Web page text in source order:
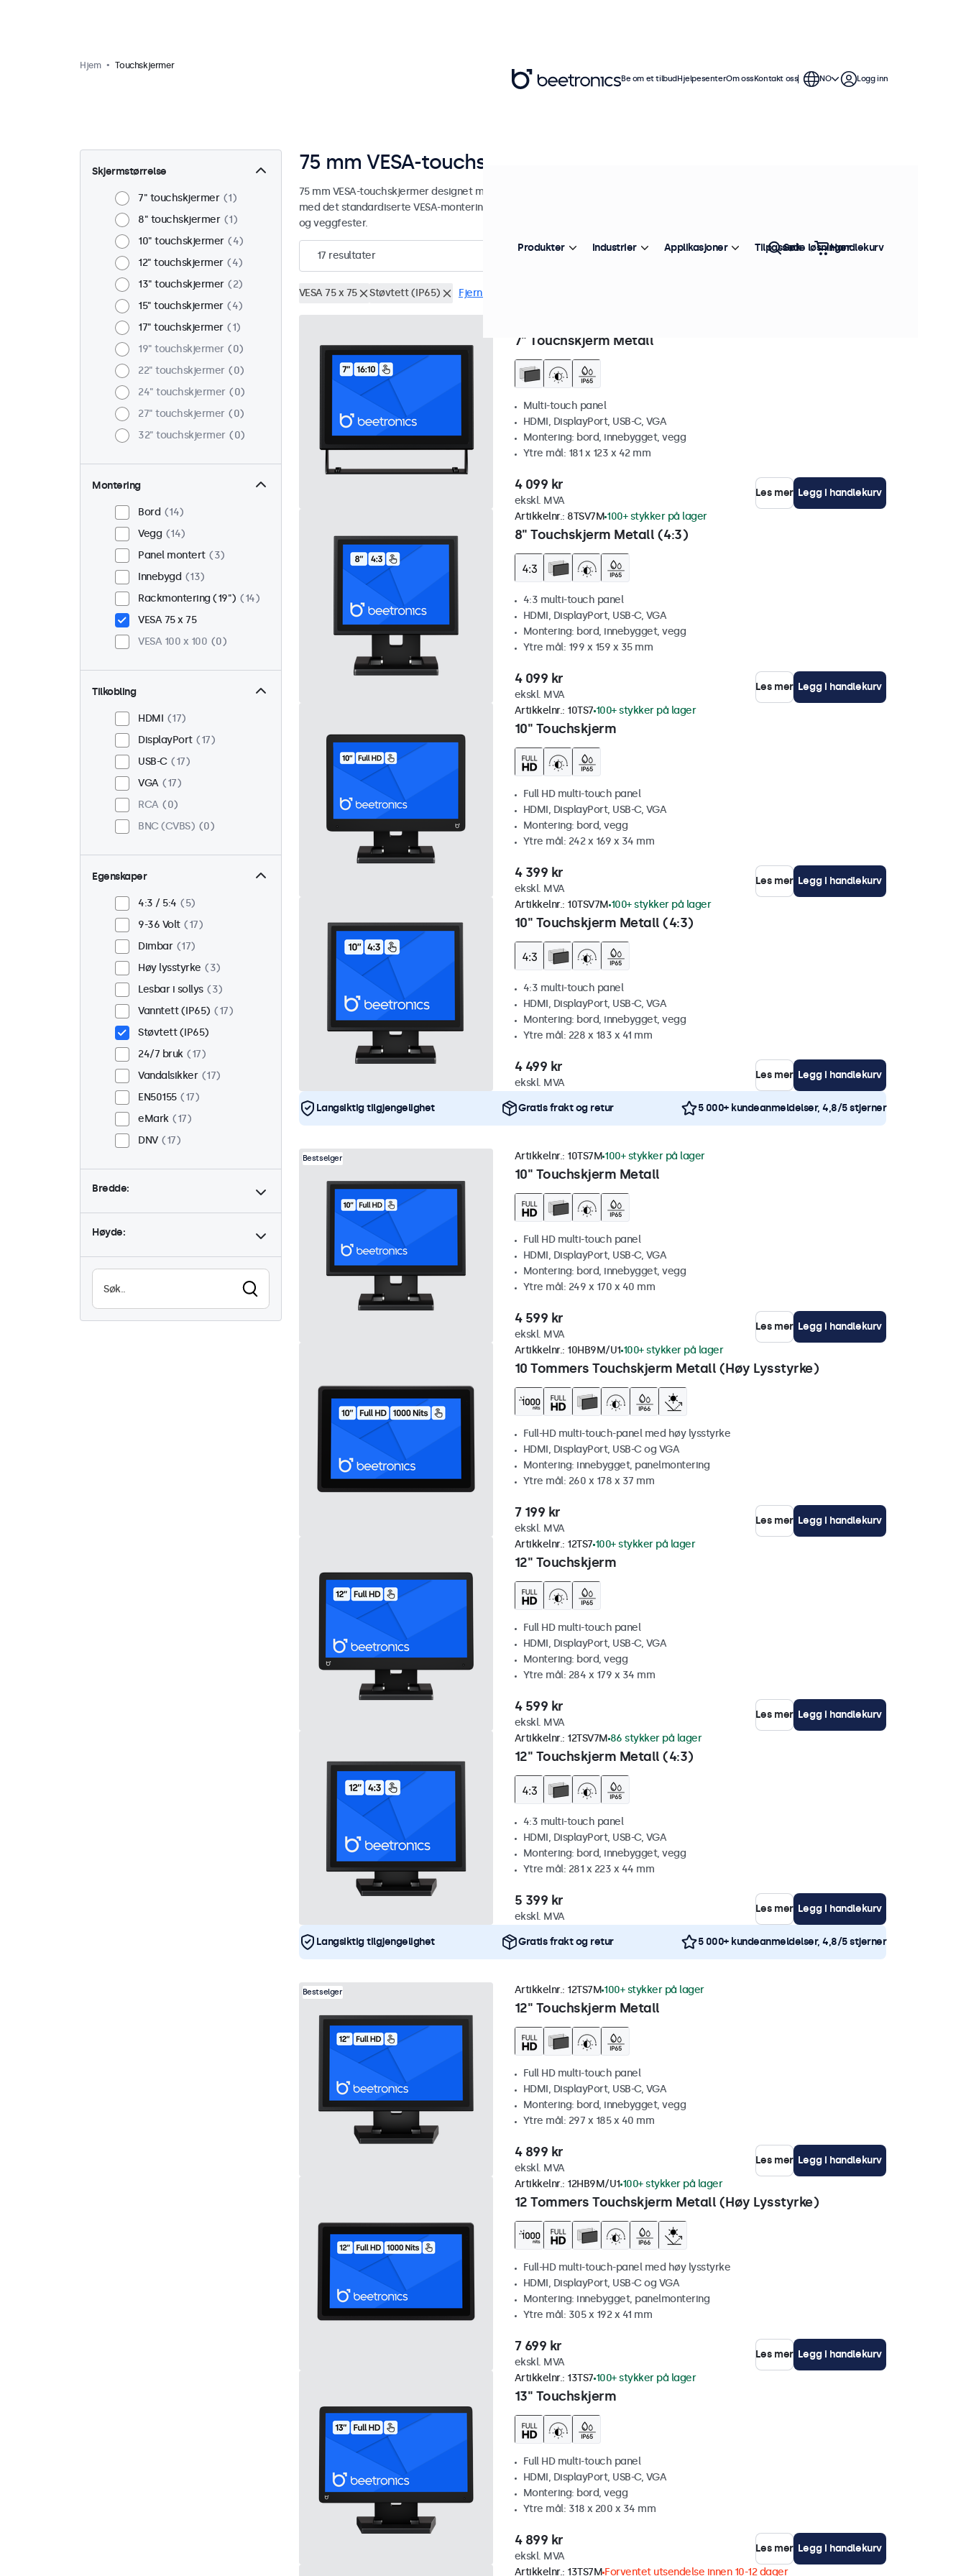
Hjem Touchskjermer
Skjermstørrelse
7" touchskjermer
1
8" touchskjermer
1
10" touchskjermer
4
12" touchskjermer
4
13" touchskjermer
2
15" touchskjermer
4
17" touchskjermer
1
19" touchskjermer
0
22" touchskjermer
0
24" touchskjermer
0
27" touchskjermer
0
32" touchskjermer
0
Montering
Bord
14
Vegg
14
Panel montert
3
Innebygd
13
Rackmontering (19")
14
VESA 75 x 75
VESA 100 x 100
0
Tilkobling
HDMI
17
DisplayPort
17
USB-C
17
VGA
17
RCA
0
BNC (CVBS)
0
Egenskaper
4:3 / 5:4
5
9-36 Volt
17
Dimbar
17
Høy lysstyrke
3
Lesbar i sollys
3
Vanntett (IP65)
17
Støvtett (IP65)
24/7 bruk
17
Vandalsikker
17
EN50155
17
eMark
17
DNV
17
Bredde:
Høyde:
75 mm VESA-touchskjermer
75 mm VESA-touchskjermer designet med allsidige monteringsmuligheter. Touchskjermene er kompatible
med det standardiserte VESA-monteringssystemet og kan derfor kobles til universalstativ, monitorarmer, tak-
og veggfester.
17 resultater Sorter etter: Bestselger
VESA 75 x 75 Støvtett (IP65) Fjern alle
7" Touchskjerm Metall
Multi-touch panel
HDMI, DisplayPort, USB-C, VGA
Montering: bord, innebygget, vegg
Ytre mål: 181 x 123 x 42 mm
4 099 kr
ekskl. MVA
Les mer Legg i handlekurv
8" Touchskjerm Metall (4:3)
Artikkelnr.: 8TSV7M 100+ stykker på lager
4:3 multi-touch panel
HDMI, DisplayPort, USB-C, VGA
Montering: bord, innebygget, vegg
Ytre mål: 199 x 159 x 35 mm
4 099 kr
ekskl. MVA
Les mer Legg i handlekurv
10" Touchskjerm
Artikkelnr.: 10TS7 100+ stykker på lager
Full HD multi-touch panel
HDMI, DisplayPort, USB-C, VGA
Montering: bord, vegg
Ytre mål: 242 x 169 x 34 mm
4 399 kr
ekskl. MVA
Les mer Legg i handlekurv
10" Touchskjerm Metall (4:3)
Artikkelnr.: 10TSV7M 100+ stykker på lager
4:3 multi-touch panel
HDMI, DisplayPort, USB-C, VGA
Montering: bord, innebygget, vegg
Ytre mål: 228 x 183 x 41 mm
4 499 kr
ekskl. MVA
Les mer Legg i handlekurv
Langsiktig tilgjengelighet Gratis frakt og retur 5 000+ kundeanmeldelser, 4,8/5 stjerner
Bestselger
10" Touchskjerm Metall
Artikkelnr.: 10TS7M 100+ stykker på lager
Full HD multi-touch panel
HDMI, DisplayPort, USB-C, VGA
Montering: bord, innebygget, vegg
Ytre mål: 249 x 170 x 40 mm
4 599 kr
ekskl. MVA
Les mer Legg i handlekurv
10 Tommers Touchskjerm Metall (Høy Lysstyrke)
Artikkelnr.: 10HB9M/U1 100+ stykker på lager
Full-HD multi-touch-panel med høy lysstyrke
HDMI, DisplayPort, USB-C og VGA
Montering: innebygget, panelmontering
Ytre mål: 260 x 178 x 37 mm
7 199 kr
ekskl. MVA
Les mer Legg i handlekurv
12" Touchskjerm
Artikkelnr.: 12TS7 100+ stykker på lager
Full HD multi-touch panel
HDMI, DisplayPort, USB-C, VGA
Montering: bord, vegg
Ytre mål: 284 x 179 x 34 mm
4 599 kr
ekskl. MVA
Les mer Legg i handlekurv
12" Touchskjerm Metall (4:3)
Artikkelnr.: 12TSV7M 86 stykker på lager
4:3 multi-touch panel
HDMI, DisplayPort, USB-C, VGA
Montering: bord, innebygget, vegg
Ytre mål: 281 x 223 x 44 mm
5 399 kr
ekskl. MVA
Les mer Legg i handlekurv
Langsiktig tilgjengelighet Gratis frakt og retur 5 000+ kundeanmeldelser, 4,8/5 stjerner
Bestselger
12" Touchskjerm Metall
Artikkelnr.: 12TS7M 100+ stykker på lager
Full HD multi-touch panel
HDMI, DisplayPort, USB-C, VGA
Montering: bord, innebygget, vegg
Ytre mål: 297 x 185 x 40 mm
4 899 kr
ekskl. MVA
Les mer Legg i handlekurv
12 Tommers Touchskjerm Metall (Høy Lysstyrke)
Artikkelnr.: 12HB9M/U1 100+ stykker på lager
Full-HD multi-touch-panel med høy lysstyrke
HDMI, DisplayPort, USB-C og VGA
Montering: innebygget, panelmontering
Ytre mål: 305 x 192 x 41 mm
7 699 kr
ekskl. MVA
Les mer Legg i handlekurv
13" Touchskjerm
Artikkelnr.: 13TS7 100+ stykker på lager
Full HD multi-touch panel
HDMI, DisplayPort, USB-C, VGA
Montering: bord, vegg
Ytre mål: 318 x 200 x 34 mm
4 899 kr
ekskl. MVA
Les mer Legg i handlekurv
Artikkelnr.: 13TS7M Forventet utsendelse innen 10-12 dager
Be om et tilbudHjelpesenterOm ossKontakt oss NO Logg inn
Produkter Industrier Applikasjoner Tilpassede løsninger
Søk Handlekurv